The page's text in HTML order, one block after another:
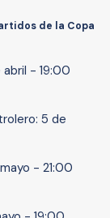
de la Copa
abril - 19:00
5 de
- 21:00